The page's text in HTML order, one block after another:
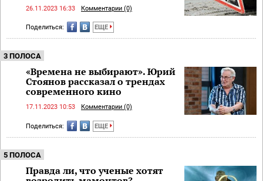
26.11.2023 16:33 Комментарии (0)
Поделиться: ЕЩЕ
3 ПОЛОСА
«Времена не выбирают». Юрий
Стоянов рассказал о трендах
современного кино
17.11.2023 10:53 Комментарии (0)
Поделиться: ЕЩЕ
5 ПОЛОСА
Правда ли, что ученые хотят